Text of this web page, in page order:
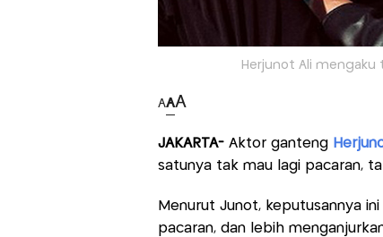
Herjunot Ali mengaku
AAA
JAKARTA-Aktor ganteng
satunya tak mau lagi pacaran,
Menurut Junot, keputusannya
pacaran, dan lebih